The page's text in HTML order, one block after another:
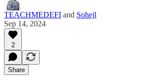
TEACHMEDEFI and Sohejl
Sep 14, 2024
2
Share